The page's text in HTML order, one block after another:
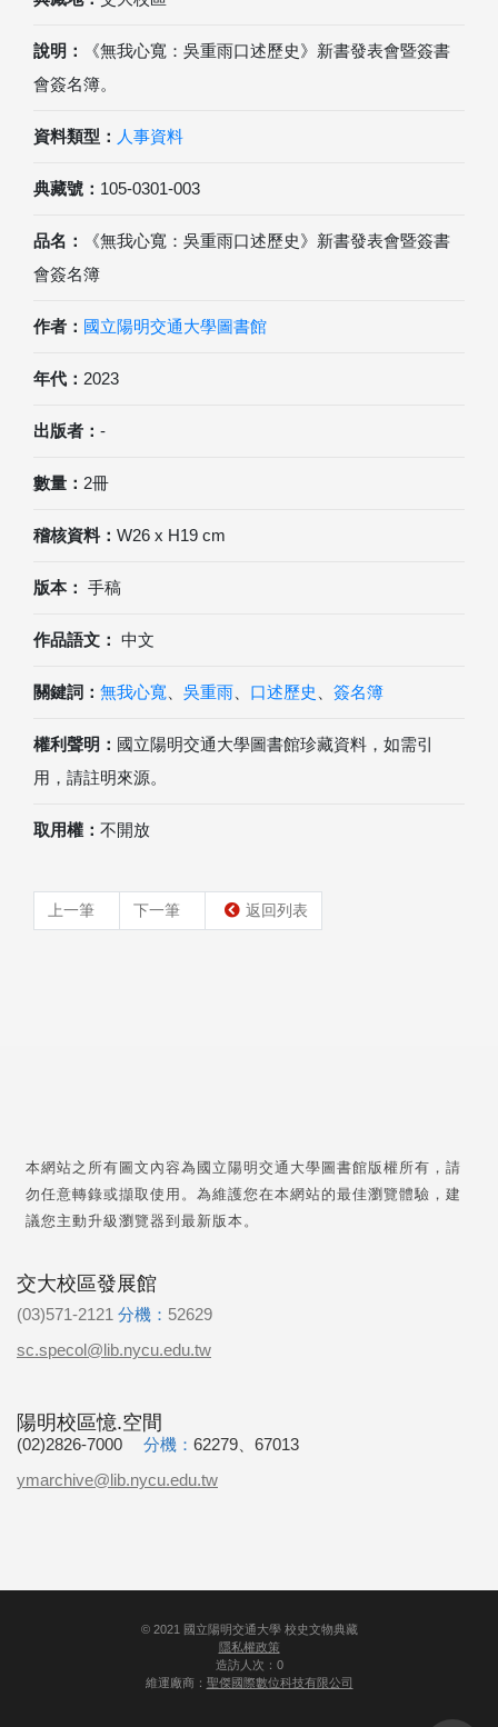
說明：
《無我心寬：吳重雨口述歷史》新書發表會暨簽書
會簽名簿。
資料類型： 人事資料
典藏號： 105-0301-003
品名：
《無我心寬：吳重雨口述歷史》新書發表會暨簽書
會簽名簿
作者： 國立陽明交通大學圖書館
年代： 2023
出版者： -
數量： 2冊
稽核資料： W26 x H19 cm
版本： 手稿
作品語文： 中文
關鍵詞： 無我心寬 吳重雨 口述歷史 簽名簿
權利聲明： 國立陽明交通大學圖書館珍藏資料，如需引
用，請註明來源。
取用權： 不開放
上一筆 下一筆 返回列表
本網站之所有圖文內容為國立陽明交通大學圖書館版權所有，請
勿任意轉錄或擷取使用。為維護您在本網站的最佳瀏覽體驗，建
議您主動升級瀏覽器到最新版本。
交大校區發展館
(03)571-2121 分機： 52629
sc.specol@lib.nycu.edu.tw
陽明校區憶.空間
(02)2826-7000 分機： 62279、67013
ymarchive@lib.nycu.edu.tw
© 2021 國立陽明交通大學 校史文物典藏
隱私權政策
造訪人次：0
維運廠商： 聖傑國際數位科技有限公司